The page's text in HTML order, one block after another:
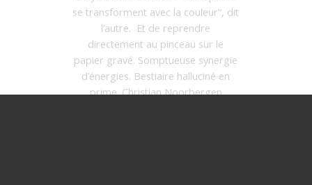
se transforment avec la couleur“, dit
l’autre. Et de reprendre
directement au pinceau sur le
papier gravé. Somptueuse synergie
d’énergies. Bestiaire halluciné en
prime. Christian Noorbergen